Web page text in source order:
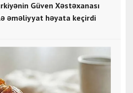
Güven Xəstəxanası
əməliyyat həyata keçirdi